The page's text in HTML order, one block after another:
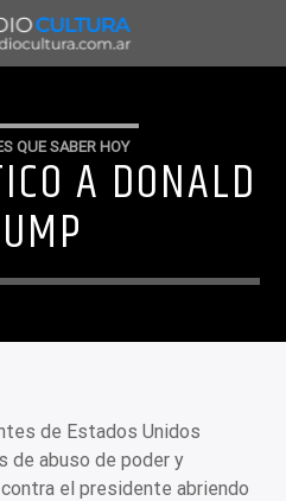
QUE SABER HOY
A DONALD
de Estados Unidos
de abuso de poder y
el presidente abriendo